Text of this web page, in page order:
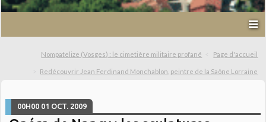
Nompatelize (Vosges) : le cimetière militaire profané Page d'accueil
Redécouvrir Jean Ferdinand Monchablon, peintre de la Saône Lorraine
00H00 01 OCT. 2009